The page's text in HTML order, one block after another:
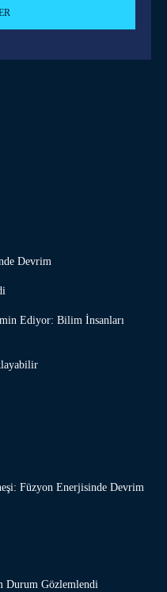
Devrim
Ediyor: Bilim İnsanları
Füzyon Enerjisinde Devrim
Durum Gözlemlendi